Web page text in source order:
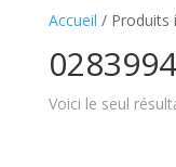
Accueil / Produits
Voici le seul